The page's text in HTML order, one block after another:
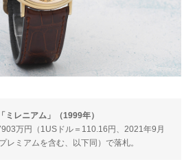
ミレニアム」（1999年）
万円（1USドル＝110.16円、2021年9月
レミアムを含む、以下同）で落札。